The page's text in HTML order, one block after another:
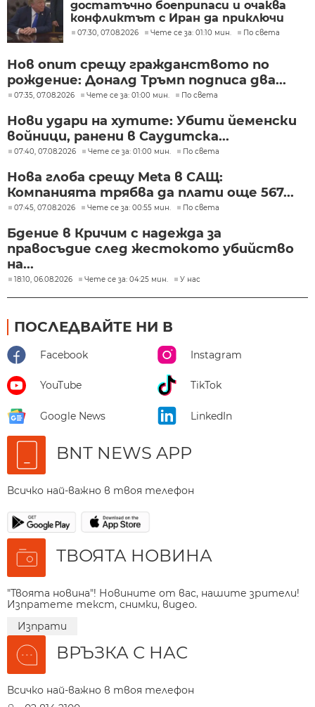
достатъчно боеприпаси и очаква
конфликтът с Иран да приключи
скоро
07:30, 07.08.2026 Чете се за: 01:10 мин. По света
Нов опит срещу гражданството по
рождение: Доналд Тръмп подписа два...
07:35, 07.08.2026 Чете се за: 01:00 мин. По света
Нови удари на хутите: Убити йеменски
войници, ранени в Саудитска...
07:40, 07.08.2026 Чете се за: 01:00 мин. По света
Нова глоба срещу Meta в САЩ:
Компанията трябва да плати още 567...
07:45, 07.08.2026 Чете се за: 00:55 мин. По света
Бдение в Кричим с надежда за
правосъдие след жестокото убийство
на...
18:10, 06.08.2026 Чете се за: 04:25 мин. У нас
ПОСЛЕДВАЙТЕ НИ В
Facebook Instagram
YouTube TikTok
Google News LinkedIn
BNT NEWS APP
Всичко най-важно в твоя телефон
ТВОЯТА НОВИНА
"Твоята новина"! Новините от вас, нашите зрители!
Изпратете текст, снимки, видео.
Изпрати
ВРЪЗКА С НАС
Всичко най-важно в твоя телефон